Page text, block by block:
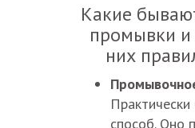
Какие
промывки и
них
способ. Оно